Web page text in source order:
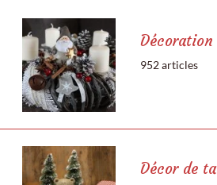
Décoration
952 articles
Décor de